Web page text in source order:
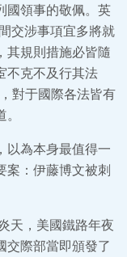
國領事的敬佩。英
交涉事項宜多將就
其規則措施必皆隨
不克不及行其法
對于國際各法皆有
以為本身最值得一
案：伊藤博文被刺
天，美國鐵路年夜
交際部當即頒發了